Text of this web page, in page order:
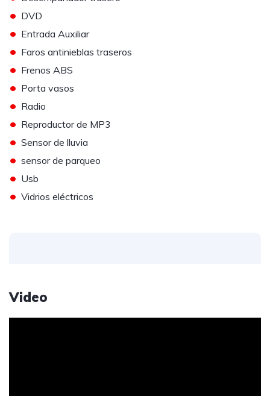
• DVD
• Entrada Auxiliar
• Faros antinieblas traseros
• Frenos ABS
• Porta vasos
• Radio
• Reproductor de MP3
• Sensor de lluvia
• sensor de parqueo
• Usb
• Vidrios eléctricos
Video